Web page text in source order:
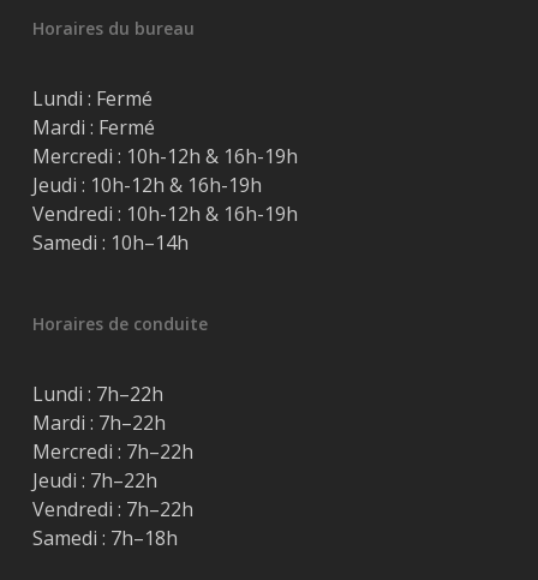
Horaires du bureau
Lundi : Fermé
Mardi : Fermé
Mercredi : 10h-12h & 16h-19h
Jeudi : 10h-12h & 16h-19h
Vendredi : 10h-12h & 16h-19h
Samedi : 10h–14h
Horaires de conduite
Lundi : 7h–22h
Mardi : 7h–22h
Mercredi : 7h–22h
Jeudi : 7h–22h
Vendredi : 7h–22h
Samedi : 7h–18h